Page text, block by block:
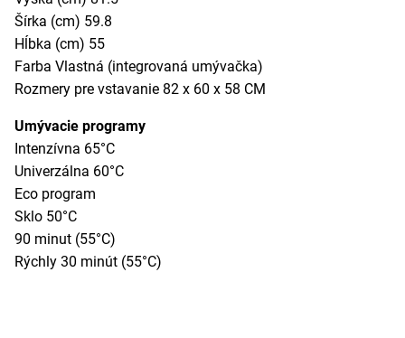
Šírka (cm) 59.8
Hĺbka (cm) 55
Farba Vlastná (integrovaná umývačka)
Rozmery pre vstavanie 82 x 60 x 58 CM
Umývacie programy
Intenzívna 65°C
Univerzálna 60°C
Eco program
Sklo 50°C
90 minut (55°C)
Rýchly 30 minút (55°C)